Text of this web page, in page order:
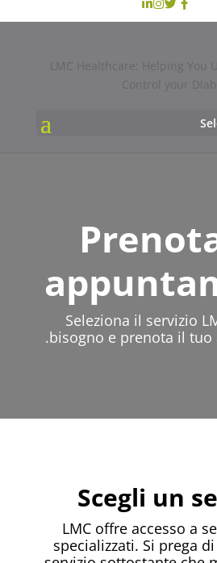
Seleziona il servizio
bisogno e prenota il tuo
Scegli un
LMC offre accesso a
specializzati. Si prega